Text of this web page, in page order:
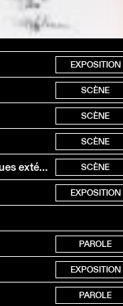
EXPOSITION
SCÈNE
SCÈNE
SCÈNE
Lorem Ipsum Dolor. Un extérieur d’exercices rhétoriques extérieurs. CH SCÈNE
EXPOSITION
PAROLE
EXPOSITION
PAROLE